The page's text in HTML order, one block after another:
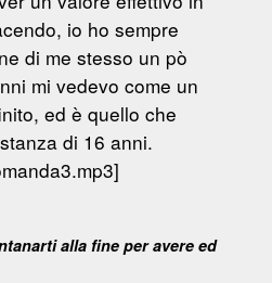
io ho sempre
di me stesso un pò
mi vedevo come un
ed è quello che
di 16 anni.
alla fine per avere ed